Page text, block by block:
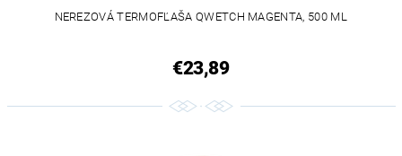
NEREZOVÁ TERMOFĽAŠA QWETCH MAGENTA, 500 ML
€23,89